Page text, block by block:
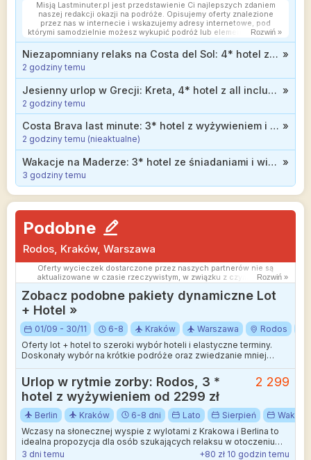
Misją Lastminuter.pl jest przedstawienie Ci najlepszych zdaniem
naszej redakcji okazji na podróże. Opisujemy oferty znalezione
przez nas w internecie i wskazujemy adresy internetowe, pod
którymi samodzielnie możesz wykupić podróż lub elementy podróży.
Ceny w artykułach są aktualne w chwili publikacji. Możemy
otrzymywać wynagrodzenie od partnerów handlowych, do których
Cię przekierowujemy. Nie ma to wpływu na cenę Twojej wycieczki.
Rozwiń »
Niezapomniany relaks na Costa del Sol: 4* hotel z wyżywieniem od 2399 zł »
2 godziny temu
Jesienny urlop w Grecji: Kreta, 4* hotel z all inclusive blisko plaży od 1819 zł »
2 godziny temu
Costa Brava last minute: 3* hotel z wyżywieniem i basenem infinity na dachu za 2328 zł »
2 godziny temu (nieaktualne)
Wakacje na Maderze: 3* hotel ze śniadaniami i widokiem na ocean od 2399 zł »
3 godziny temu
Podobne
Rodos, Kraków, Warszawa
Oferty wycieczek dostarczone przez naszych partnerów nie są
aktualizowane w czasie rzeczywistym, w związku z czym ceny i
dostępność ofert mogą się nieznacznie różnić od aktualnych.
Dokładamy wszelkich starań aby rozbieżności były jak najmniejsze.
Rozwiń »
Zobacz podobne pakiety dynamiczne Lot
+ Hotel »
01/09 - 30/11 6-8 Kraków Warszawa Rodos
Oferty lot + hotel to szeroki wybór hoteli i elastyczne terminy.
Doskonały wybór na krótkie podróże oraz zwiedzanie mniej
wakacyjnych kierunków.
Urlop w rytmie zorby: Rodos, 3 *
hotel z wyżywieniem od 2299 zł
2 299
Berlin Kraków 6-8 dni Lato Sierpień
Wczasy na słonecznej wyspie z wylotami z Krakowa i Berlina to
idealna propozycja dla osób szukających relaksu w otoczeniu
greckiej przyrody.
3 dni temu +80 zł 10 godzin temu